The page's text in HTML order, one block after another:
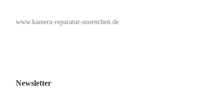
www.kamera-reparatur-muenchen.de
Newsletter